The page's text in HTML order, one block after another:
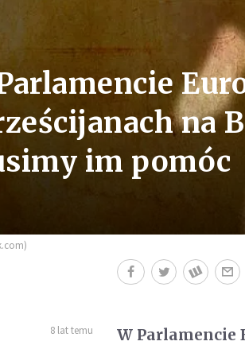
na
im pomóc
8 lat temu
W Parlamencie